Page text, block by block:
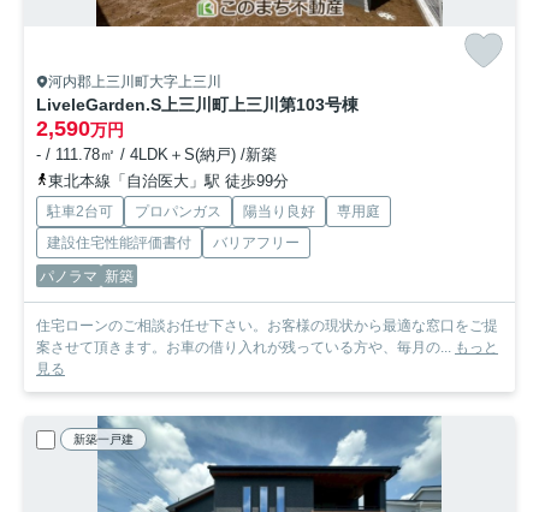
河内郡上三川町大字上三川
LiveleGarden.S上三川町上三川第103号棟
2,590万円
- / 111.78㎡ / 4LDK＋S(納戸) /新築
東北本線「自治医大」駅 徒歩99分
駐車2台可 プロパンガス 陽当り良好
専用庭
建設住宅性能評価書付
バリアフリー
パノラマ 新築
住宅ローンのご相談お任せ下さい。お客様の現状から最適な窓口をご提
案させて頂きます。お車の借り入れが残っている方や、毎月の... もっと
見る
新築一戸建